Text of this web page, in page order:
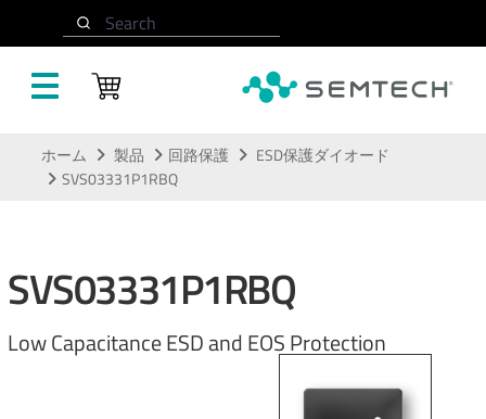
Search
ホーム 製品 回路保護
ESD保護ダイオード
SVS03331P1RBQ
SVS03331P1RBQ
Low Capacitance ESD and EOS Protection